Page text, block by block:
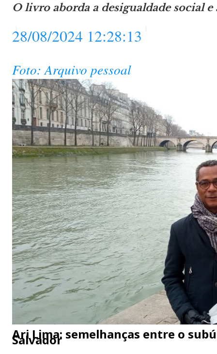
O livro aborda a desigualdade social e
28/08/2024 12:28:13
Foto: Arquivo pessoal
Ari Lima: semelhanças entre o
Salvador